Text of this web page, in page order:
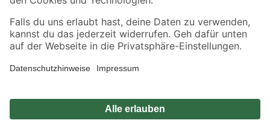
Alle Preisangaben in EUR inkl. gesetzl. MwSt.. Die dargestellten Angebote sind unter
Umständen nicht in allen Märkten verfügbar. Die angegebenen Verfügbarkeiten beziehen
Produkte nur solange der Vorrat reicht.
*Paketversand ab 59 € versandkostenfrei, gilt nicht für Artikel mit Speditionsversand, hier
Privatsphäre Impressum
Nutzungsbedingungen
Widerrufsrecht Vertrag widerrufen